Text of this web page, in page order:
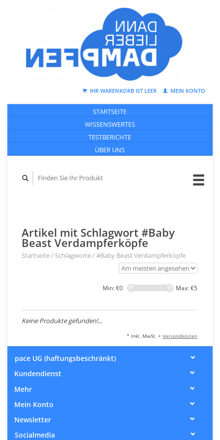
IHR WARENKORB IST LEER MEIN KONTO
STARTSEITE
WISSENSWERTES
TESTBERICHTE
ÜBER UNS
Artikel mit Schlagwort #Baby
Beast Verdampferköpfe
Startseite/ Schlagworte/#Baby Beast Verdampferköpfe
Min: €0 Max: €5
Keine Produkte gefunden!...
* Inkl. MwSt. + Versandkosten
pace UG (haftungsbeschränkt)
Kundendienst
Mehr
Mein Konto
Newsletter
Socialmedia